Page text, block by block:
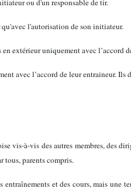
l'autorisation de son initiateur.
extérieur uniquement avec l’accord
avec l’accord de leur entraineur.
vis-à-vis des autres membres,
tous, parents compris.
et des cours, mais une